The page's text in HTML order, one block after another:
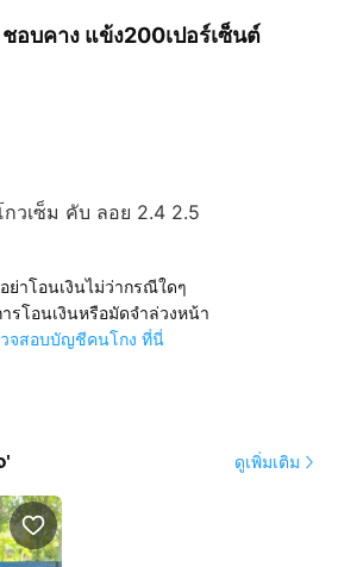
อบคาง แข้ง200เปอร์เซ็นต์
วเซ็ม คับ ลอย 2.4 2.5
ย่าโอนเงินไม่ว่ากรณีใดๆ
รโอนเงินหรือมัดจำล่วงหน้า
จสอบบัญชีคนโกง ที่นี่
' ดูเพิ่มเติม